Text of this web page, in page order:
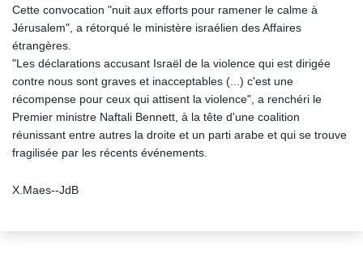
Cette convocation "nuit aux efforts pour ramener le calme à
Jérusalem", a rétorqué le ministère israélien des Affaires
étrangères.
"Les déclarations accusant Israël de la violence qui est dirigée
contre nous sont graves et inacceptables (...) c'est une
récompense pour ceux qui attisent la violence", a renchéri le
Premier ministre Naftali Bennett, à la tête d'une coalition
réunissant entre autres la droite et un parti arabe et qui se trouve
fragilisée par les récents événements.
X.Maes--JdB